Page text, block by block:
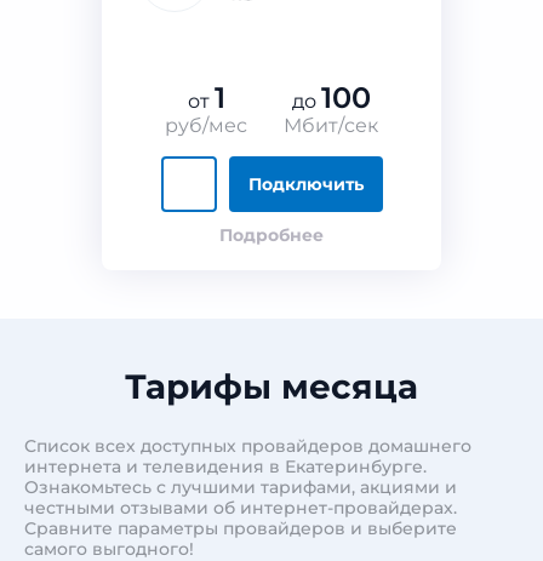
от 1
руб/мес
до 100
Мбит/сек
Подключить
Подробнее
Тарифы месяца
Список всех доступных провайдеров домашнего
интернета и телевидения в Екатеринбурге.
Ознакомьтесь с лучшими тарифами, акциями и
честными отзывами об интернет-провайдерах.
Сравните параметры провайдеров и выберите
самого выгодного!